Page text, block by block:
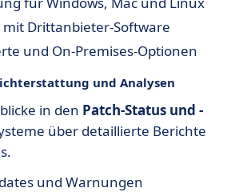
Drittanbieter-Software
und On-Premises-Optionen
und Analysen
in den Patch-Status und -
über detaillierte Berichte
und Warnungen